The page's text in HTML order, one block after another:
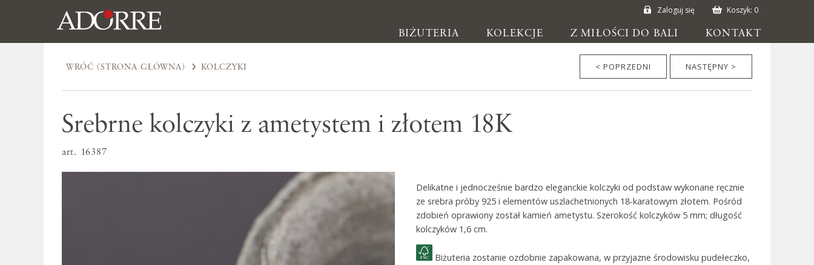
Zaloguj się Koszyk: 0
BIŻUTERIA KOLEKCJE Z MIŁOŚCI DO BALI KONTAKT
Biżuteria
Kolczyki
Pierścionki
Broszki
Inne
WRÓĆ (STRONA GŁÓWNA) KOLCZYKI < POPRZEDNI NASTĘPNY >
Srebrne kolczyki z ametystem i złotem 18K
art. 16387
Delikatne i jednocześnie bardzo eleganckie kolczyki od podstaw wykonane ręcznie
ze srebra próby 925 i elementów uszlachetnionych 18-karatowym złotem. Pośród
zdobień oprawiony został kamień ametystu. Szerokość kolczyków 5 mm; długość
kolczyków 1,6 cm.
Biżuteria zostanie ozdobnie zapakowana, w przyjazne środowisku pudełeczko,